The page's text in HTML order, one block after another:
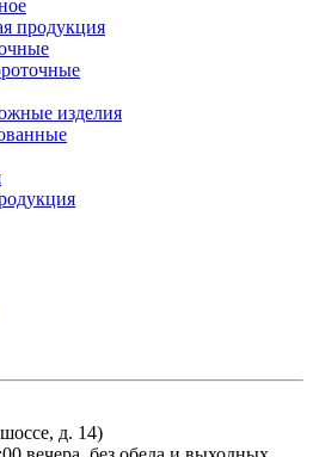
продукция
изделия
д. 14)